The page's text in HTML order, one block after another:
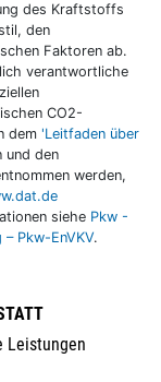
des Kraftstoffs
den
Faktoren ab.
verantwortliche
CO2-
dem 'Leitfaden über
und den
werden,
siehe Pkw -
Pkw-EnVKV.
Leistungen